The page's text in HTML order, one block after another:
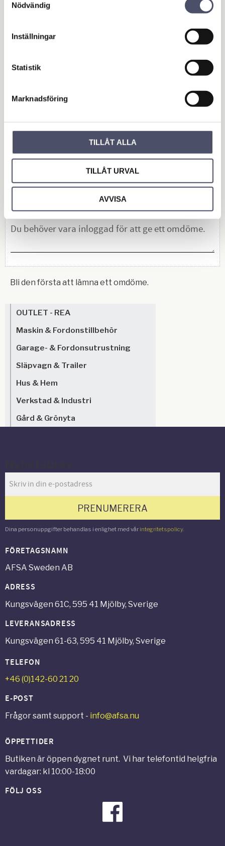
Nödvändig
Inställningar
Statistik
Marknadsföring
TILLÅT ALLA
TILLÅT URVAL
AVVISA
Bli den första att lämna ett omdöme.
Hake 23 mm tapp
Hake. Tappdiameter: 23 mm.
105,00
Lägg till i favoriter
KÖP
OUTLET - REA
Maskin & Fordonstillbehör
Garage- & Fordonsutrustning
Släpvagn & Trailer
Hus & Hem
Verkstad & Industri
Gård & Grönyta
PRENUMERERA
Dina personuppgifter behandlas i enlighet med vår integritetspolicy.
FÖRETAGSNAMN
AFSA Sweden AB
ADRESS
Kungsvägen 61C, 595 41 Mjölby, Sverige
LEVERANSADRESS
Kungsvägen 61-63, 595 41 Mjölby, Sverige
TELEFON
+46 (0)142-60 21 20
E-POST
Frågor samt support - info@afsa.nu
ÖPPETTIDER
Butiken är öppen dygnet runt. Vi har telefontid helgfria
vardagar: kl 10:00-18:00
FÖLJ OSS